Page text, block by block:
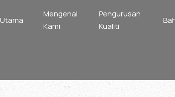
Utama
Mengenai
Kami
Pengurusan
Kualiti